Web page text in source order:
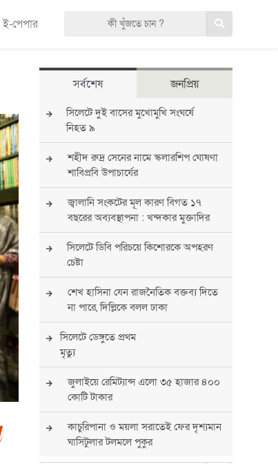
ই-পেপার
সর্বশেষ জনপ্রিয়
সিলেটে দুই বাসের মুখোমুখি সংঘর্ষে
নিহত ৯
শহীদ রুদ্র সেনের নামে স্কলারশিপ ঘোষণা
শাবিপ্রবি উপাচার্যের
জ্বালানি সংকটের মূল কারণ বিগত ১৭
বছরের অব্যবস্থাপনা : খন্দকার মুক্তাদির
সিলেটে ডিবি পরিচয়ে কিশোরকে অপহরণ
চেষ্টা
শেখ হাসিনা যেন রাজনৈতিক বক্তব্য দিতে
না পারে, দিল্লিকে বলল ঢাকা
সিলেটে ডেঙ্গুতে প্রথম
মৃত্যু
জুলাইয়ে রেমিট্যান্স এলো ৩৫ হাজার ৪০০
কোটি টাকার
কাচুরিপানা ও ময়লা সরাতেই ফের দৃশ্যমান
ঘাসিটুলার টলমলে পুকুর